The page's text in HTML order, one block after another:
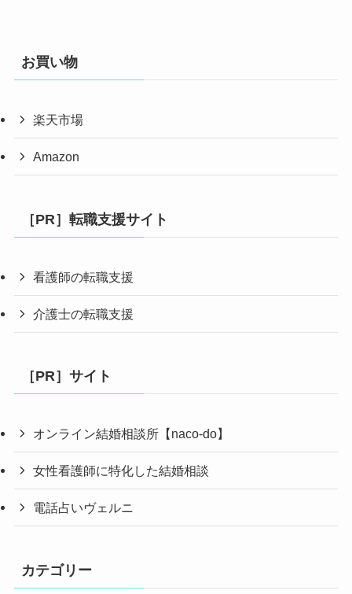
お買い物
楽天市場
Amazon
［PR］転職支援サイト
看護師の転職支援
介護士の転職支援
［PR］サイト
オンライン結婚相談所【naco-do】
女性看護師に特化した結婚相談
電話占いヴェルニ
カテゴリー